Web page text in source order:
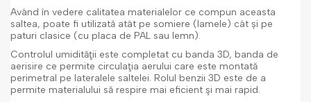
Având în vedere calitatea materialelor ce compun aceasta
saltea, poate fi utilizată atât pe somiere (lamele) cât și pe
paturi clasice (cu placa de PAL sau lemn).
Controlul umidităţii este completat cu banda 3D, banda de
aerisire ce permite circulaţia aerului care este montată
perimetral pe lateralele saltelei. Rolul benzii 3D este de a
permite materialului să respire mai eficient şi mai rapid.